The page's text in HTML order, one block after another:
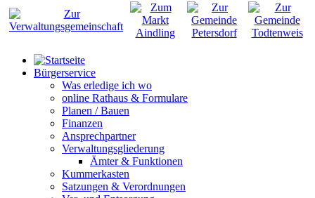
Bürgerservice
Was erledige ich wo
online Rathaus & Formulare
Planen / Bauen
Finanzen
Ansprechpartner
Verwaltungsgliederung
Ämter & Funktionen
Kummerkasten
Satzungen & Verordnungen